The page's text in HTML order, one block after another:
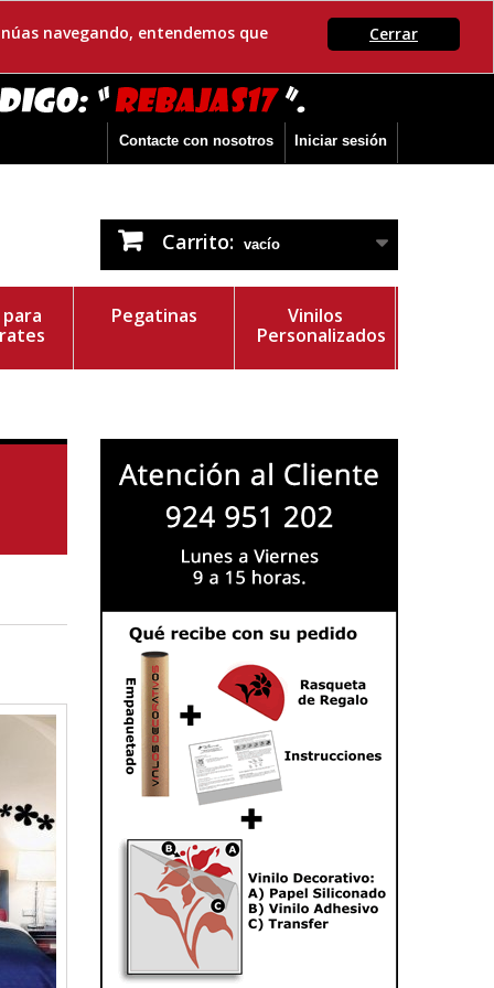
Cerrar
navegando, entendemos que
Iniciar sesión
Contacte con nosotros
Carrito: vacío
Pegatinas
Vinilos
Personalizados